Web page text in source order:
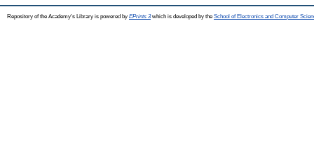
Repository of the Academy's Library is powered by EPrints 3which is developed by the School of Electronics and Computer